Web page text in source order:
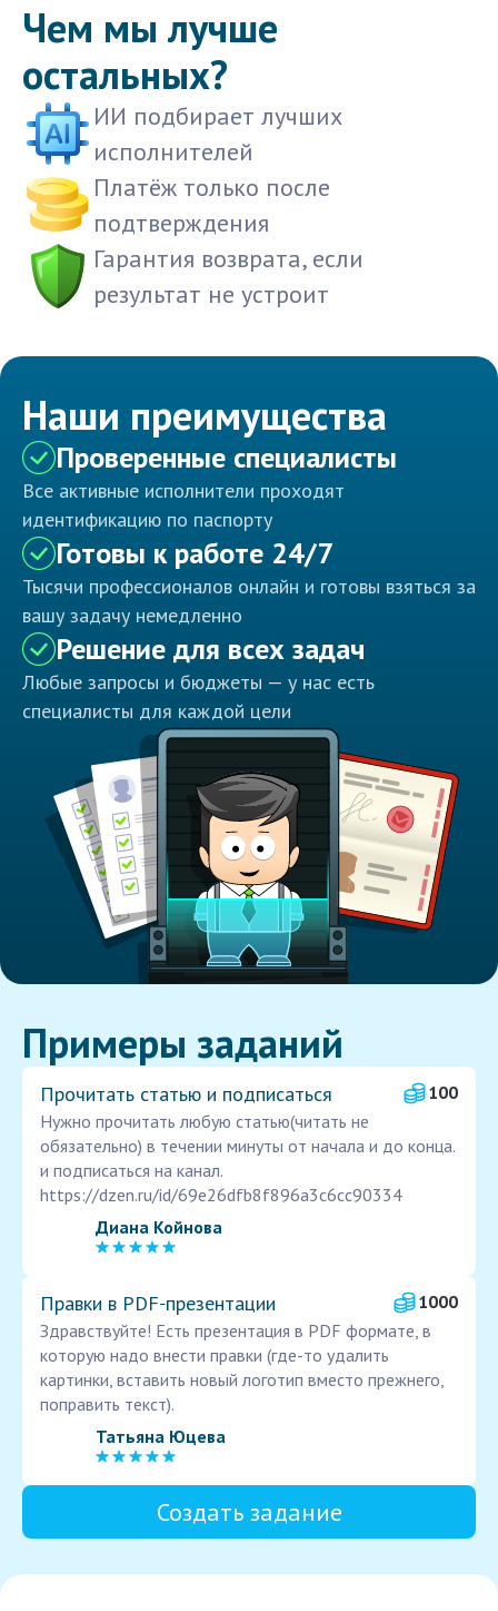
Чем мы лучше
остальных?
ИИ подбирает лучших
исполнителей
Платёж только после
подтверждения
Гарантия возврата, если
результат не устроит
Наши преимущества
Проверенные специалисты
Все активные исполнители проходят
идентификацию по паспорту
Готовы к работе 24/7
Тысячи профессионалов онлайн и готовы взяться за
вашу задачу немедленно
Решение для всех задач
Любые запросы и бюджеты — у нас есть
специалисты для каждой цели
Примеры заданий
Прочитать статью и подписаться
100
Нужно прочитать любую статью(читать не
обязательно) в течении минуты от начала и до конца.
и подписаться на канал.
https://dzen.ru/id/69e26dfb8f896a3c6cc90334
Диана Койнова
Правки в PDF‑презентации
1000
Здравствуйте! Есть презентация в PDF формате, в
которую надо внести правки (где-то удалить
картинки, вставить новый логотип вместо прежнего,
поправить текст).
Татьяна Юцева
Создать задание